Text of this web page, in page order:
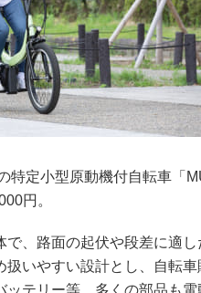
特定小型原動機付自転車「
円。
、路面の起伏や段差に適し
いやすい設計とし、自転
テリー等、多くの部品も電